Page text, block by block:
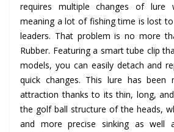
requires multiple changes of lure
meaning a lot of fishing time is lost
leaders. That problem is no more
Rubber. Featuring a smart tube clip
models, you can easily detach and
quick changes. This lure has been
attraction thanks to its thin, long,
the golf ball structure of the heads,
and more precise sinking as well